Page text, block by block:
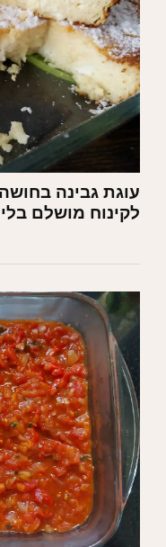
לקינוח מושלם